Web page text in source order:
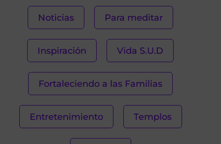
Noticias Para meditar
Inspiración Vida S.U.D
Fortaleciendo a las Familias
Entretenimiento Templos